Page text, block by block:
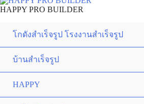
HAPPY PRO BUILDER
โกดังสำเร็จรูป โรงงานสำเร็จรูป
บ้านสำเร็จรูป
HAPPY